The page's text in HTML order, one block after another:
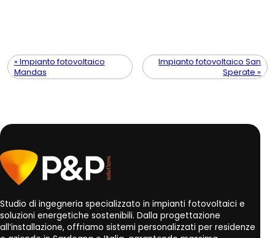
« Impianto fotovoltaico
Mandas
Impianto fotovoltaico San
Sperate »
Studio di ingegneria specializzato in impianti fotovoltaici e
soluzioni energetiche sostenibili. Dalla progettazione
all’installazione, offriamo sistemi personalizzati per residenze